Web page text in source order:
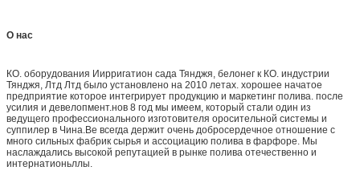
О нас
КО. оборудования Иирригатион сада Тянджя, белонег к КО. индустрии
Тянджя, Лтд Лтд было установлено на 2010 летах. хорошее начатое
предприятие которое интегрирует продукцию и маркетинг полива. после
усилия и девелопмент.нов 8 год мы имеем, который стали один из
ведущего профессионального изготовителя оросительной системы и
суппилер в Чина.Ве всегда держит очень добросердечное отношение с
много сильных фабрик сырья и ассоциацию полива в фарфоре. Мы
наслаждались высокой репутацией в рынке полива отечественно и
интернатионьллы.